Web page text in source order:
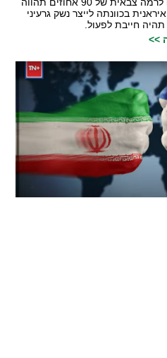
בכוונתה לייצר נשק גרעיני
תהיה חייבת לפעול.
>>